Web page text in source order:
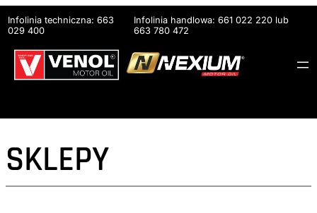
do
treści
Infolinia techniczna: 663
029 400
Infolinia handlowa: 661 022 220 lub
663 780 472
SKLEPY